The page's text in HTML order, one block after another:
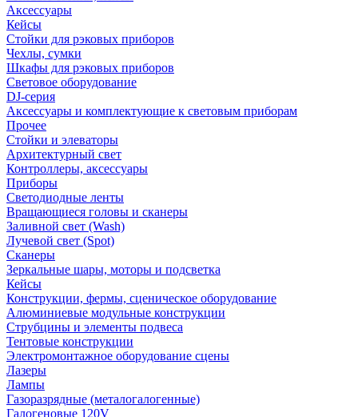
Аксессуары
Кейсы
Стойки для рэковых приборов
Чехлы, сумки
Шкафы для рэковых приборов
Световое оборудование
DJ-серия
Аксессуары и комплектующие к световым приборам
Прочее
Стойки и элеваторы
Архитектурный свет
Контроллеры, аксессуары
Приборы
Светодиодные ленты
Вращающиеся головы и сканеры
Заливной свет (Wash)
Лучевой свет (Spot)
Сканеры
Зеркальные шары, моторы и подсветка
Кейсы
Конструкции, фермы, сценическое оборудование
Алюминиевые модульные конструкции
Струбцины и элементы подвеса
Тентовые конструкции
Электромонтажное оборудование сцены
Лазеры
Лампы
Газоразрядные (металогалогенные)
Галогеновые 120V